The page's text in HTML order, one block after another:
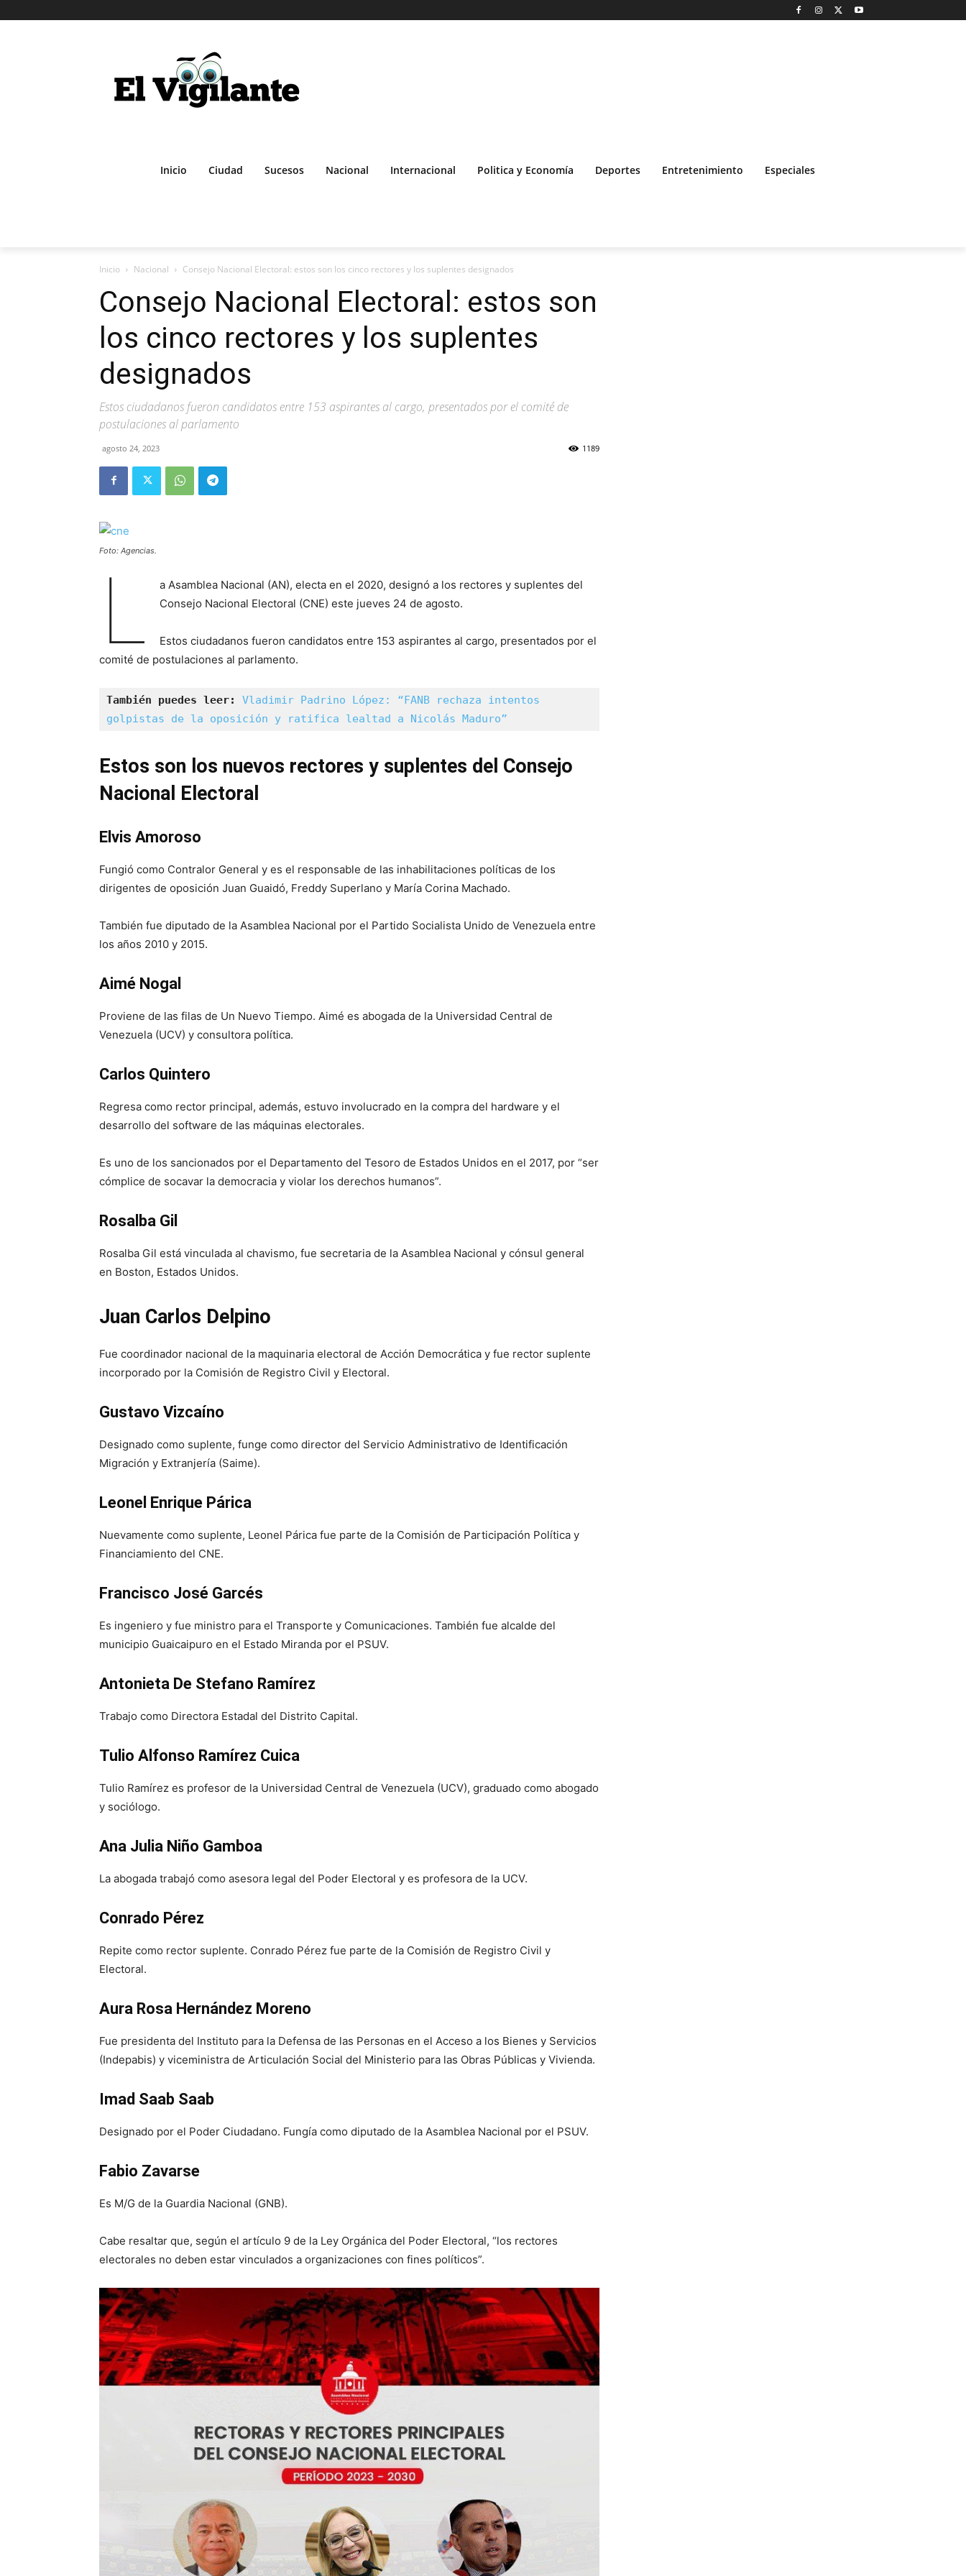
Inicio Ciudad Sucesos Nacional Internacional Politica y Economía Deportes Entretenimiento Especiales
Inicio Nacional Consejo Nacional Electoral: estos son los cinco rectores y los suplentes designados
Consejo Nacional Electoral: estos son
los cinco rectores y los suplentes
designados
Estos ciudadanos fueron candidatos entre 153 aspirantes al cargo, presentados por el comité de
postulaciones al parlamento
agosto 24, 2023 1189
Foto: Agencias.
L
a Asamblea Nacional (AN), electa en el 2020, designó a los rectores y suplentes del
Consejo Nacional Electoral (CNE) este jueves 24 de agosto.
Estos ciudadanos fueron candidatos entre 153 aspirantes al cargo, presentados por el
comité de postulaciones al parlamento.
También puedes leer: Vladimir Padrino López: “FANB rechaza intentos
golpistas de la oposición y ratifica lealtad a Nicolás Maduro”
Estos son los nuevos rectores y suplentes del Consejo
Nacional Electoral
Elvis Amoroso
Fungió como Contralor General y es el responsable de las inhabilitaciones políticas de los
dirigentes de oposición Juan Guaidó, Freddy Superlano y María Corina Machado.
También fue diputado de la Asamblea Nacional por el Partido Socialista Unido de Venezuela entre
los años 2010 y 2015.
Aimé Nogal
Proviene de las filas de Un Nuevo Tiempo. Aimé es abogada de la Universidad Central de
Venezuela (UCV) y consultora política.
Carlos Quintero
Regresa como rector principal, además, estuvo involucrado en la compra del hardware y el
desarrollo del software de las máquinas electorales.
Es uno de los sancionados por el Departamento del Tesoro de Estados Unidos en el 2017, por “ser
cómplice de socavar la democracia y violar los derechos humanos”.
Rosalba Gil
Rosalba Gil está vinculada al chavismo, fue secretaria de la Asamblea Nacional y cónsul general
en Boston, Estados Unidos.
Juan Carlos Delpino
Fue coordinador nacional de la maquinaria electoral de Acción Democrática y fue rector suplente
incorporado por la Comisión de Registro Civil y Electoral.
Gustavo Vizcaíno
Designado como suplente, funge como director del Servicio Administrativo de Identificación
Migración y Extranjería (Saime).
Leonel Enrique Párica
Nuevamente como suplente, Leonel Párica fue parte de la Comisión de Participación Política y
Financiamiento del CNE.
Francisco José Garcés
Es ingeniero y fue ministro para el Transporte y Comunicaciones. También fue alcalde del
municipio Guaicaipuro en el Estado Miranda por el PSUV.
Antonieta De Stefano Ramírez
Trabajo como Directora Estadal del Distrito Capital.
Tulio Alfonso Ramírez Cuica
Tulio Ramírez es profesor de la Universidad Central de Venezuela (UCV), graduado como abogado
y sociólogo.
Ana Julia Niño Gamboa
La abogada trabajó como asesora legal del Poder Electoral y es profesora de la UCV.
Conrado Pérez
Repite como rector suplente. Conrado Pérez fue parte de la Comisión de Registro Civil y
Electoral.
Aura Rosa Hernández Moreno
Fue presidenta del Instituto para la Defensa de las Personas en el Acceso a los Bienes y Servicios
(Indepabis) y viceministra de Articulación Social del Ministerio para las Obras Públicas y Vivienda.
Imad Saab Saab
Designado por el Poder Ciudadano. Fungía como diputado de la Asamblea Nacional por el PSUV.
Fabio Zavarse
Es M/G de la Guardia Nacional (GNB).
Cabe resaltar que, según el artículo 9 de la Ley Orgánica del Poder Electoral, “los rectores
electorales no deben estar vinculados a organizaciones con fines políticos”.